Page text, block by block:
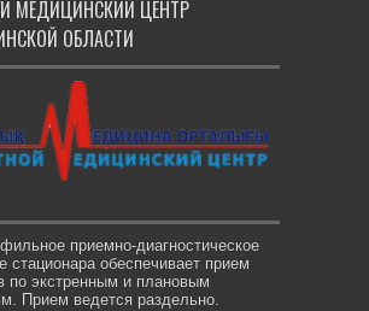
МЕДИЦИНСКИЙ ЦЕНТР
ОБЛАСТИ
приемно-диагностическое
стационара обеспечивает прием
по экстренным и плановым
Прием ведется раздельно.